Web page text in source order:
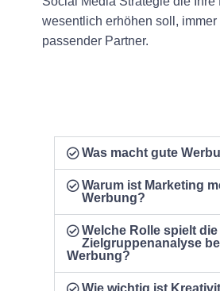
wesentlich erhöhen soll, immer
passender Partner.
Was macht gute
Warum ist Marketing
Werbung?
Welche Rolle spielt die
Zielgruppenanalyse
Werbung?
Wie wichtig ist